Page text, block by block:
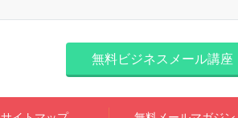
無料ビジネスメール講座